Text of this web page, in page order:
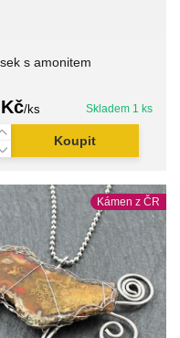
s amonitem
/ks Skladem 1 ks
Koupit
Kámen z ČR